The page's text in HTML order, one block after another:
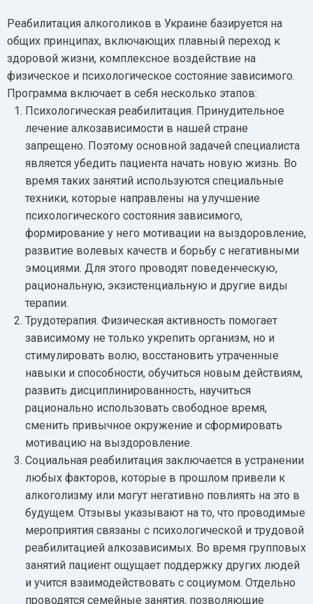
Реабилитация алкоголиков в Украине базируется на
общих принципах, включающих плавный переход к
здоровой жизни, комплексное воздействие на
физическое и психологическое состояние зависимого.
Программа включает в себя несколько этапов:
Психологическая реабилитация. Принудительное
лечение алкозависимости в нашей стране
запрещено. Поэтому основной задачей специалиста
является убедить пациента начать новую жизнь. Во
время таких занятий используются специальные
техники, которые направлены на улучшение
психологического состояния зависимого,
формирование у него мотивации на выздоровление,
развитие волевых качеств и борьбу с негативными
эмоциями. Для этого проводят поведенческую,
рациональную, экзистенциальную и другие виды
терапии.
Трудотерапия. Физическая активность помогает
зависимому не только укрепить организм, но и
стимулировать волю, восстановить утраченные
навыки и способности, обучиться новым действиям,
развить дисциплинированность, научиться
рационально использовать свободное время,
сменить привычное окружение и сформировать
мотивацию на выздоровление.
Социальная реабилитация заключается в устранении
любых факторов, которые в прошлом привели к
алкоголизму или могут негативно повлиять на это в
будущем. Отзывы указывают на то, что проводимые
мероприятия связаны с психологической и трудовой
реабилитацией алкозависимых. Во время групповых
занятий пациент ощущает поддержку других людей
и учится взаимодействовать с социумом. Отдельно
проводятся семейные занятия, позволяющие